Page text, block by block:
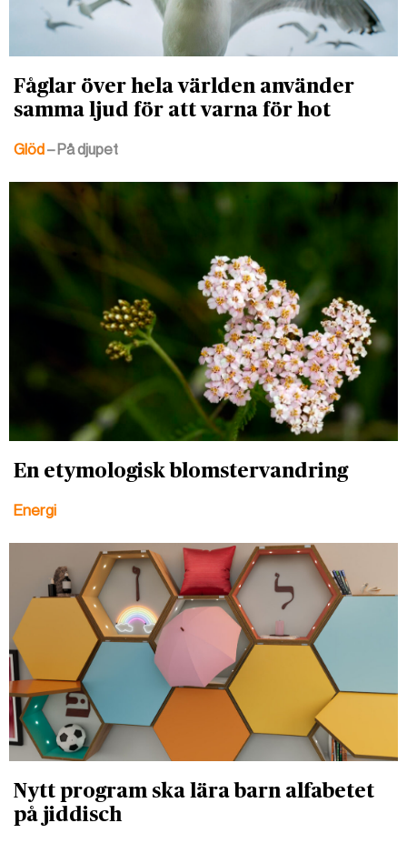
Fåglar över hela världen använder
samma ljud för att varna för hot
Glöd – På djupet
En etymologisk blomstervandring
Energi
Nytt program ska lära barn alfabetet
på jiddisch